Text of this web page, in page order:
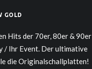
GOLD
Hits der 70er, 80er & 90er
/ Ihr Event. Der ultimative
die Originalschallplatten!